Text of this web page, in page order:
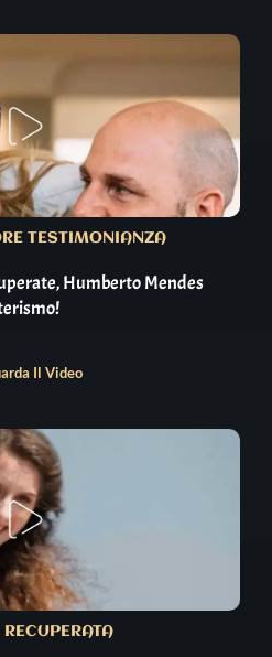
TESTIMONIANZA
Humberto Mendes
Il Video